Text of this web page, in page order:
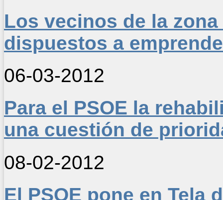
Los vecinos de la
dispuestos a
06-03-2012
Para el PSOE la
una cuestión de
08-02-2012
El PSOE pone en Tela